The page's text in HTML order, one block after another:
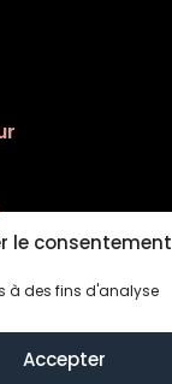
le consentement
à des fins d'analyse
Accepter